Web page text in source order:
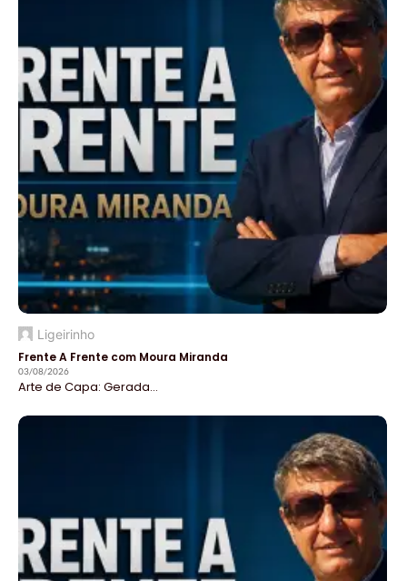
Ligeirinho
Frente A Frente com Moura Miranda
03/08/2026
Arte de Capa: Gerada...